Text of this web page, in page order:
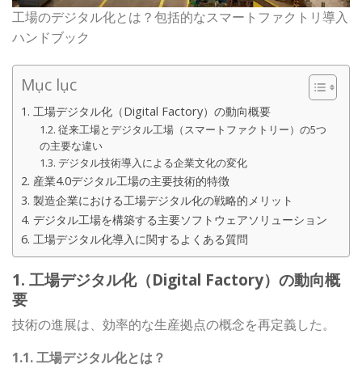
工場のデジタル化とは？包括的なスマートファクトリ導入
ハンドブック
Mục lục
1. 工場デジタル化（Digital Factory）の動向概要
1.2. 従来工場とデジタル工場（スマートファクトリー）の5つ
の主要な違い
1.3. デジタル技術導入による企業文化の変化
2. 産業4.0デジタル工場の主要技術的特徴
3. 製造企業における工場デジタル化の戦略的メリット
4. デジタル工場を構築する主要ソフトウェアソリューション
6. 工場デジタル化導入に関するよくある質問
1. 工場デジタル化（Digital Factory）の動向概
要
技術の進展は、効率的な生産拠点の概念を再定義した。
1.1. 工場デジタル化とは？